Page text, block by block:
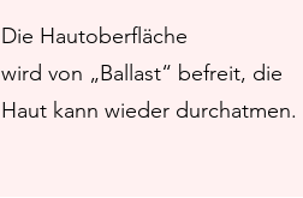
Die Hautoberfläche
wird von „Ballast“ befreit, die
Haut kann wieder durchatmen.